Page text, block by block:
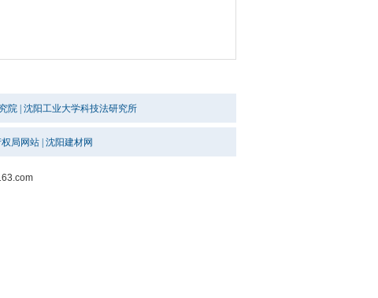
院 沈阳工业大学科技法研究所
局网站 沈阳建材网